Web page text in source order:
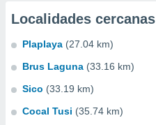
Localidades cercanas
Plaplaya (27.04 km)
Brus Laguna (33.16 km)
Sico (33.19 km)
Cocal Tusi (35.74 km)